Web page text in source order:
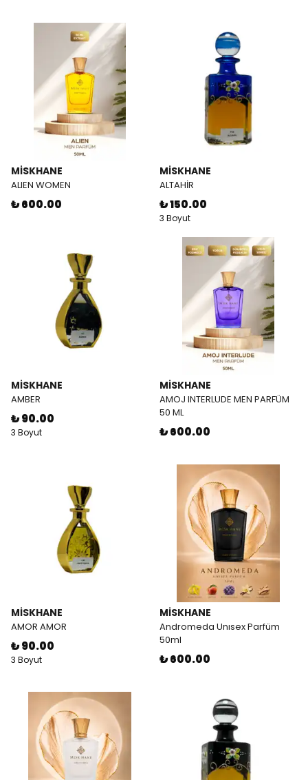
MİSKHANE
ALIEN WOMEN
₺ 600.00
MİSKHANE
ALTAHİR
₺ 150.00
3 Boyut
MİSKHANE
AMBER
₺ 90.00
3 Boyut
MİSKHANE
AMOJ INTERLUDE MEN PARFÜM
50 ML
₺ 600.00
MİSKHANE
AMOR AMOR
₺ 90.00
3 Boyut
MİSKHANE
Andromeda Unısex Parfüm
50ml
₺ 600.00